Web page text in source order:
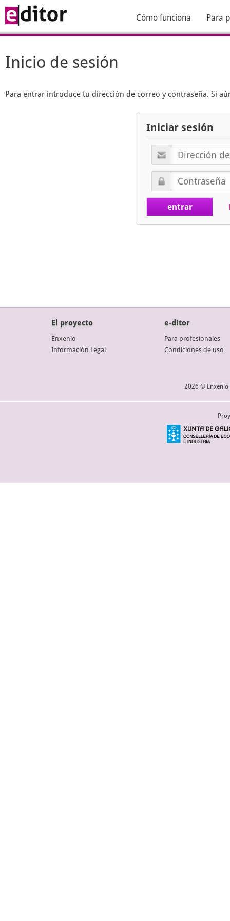
Cómo funciona Para
Inicio de sesión
Para entrar introduce tu dirección de correo y contraseña. Si
Iniciar sesión
El proyecto
Enxenio
Información Legal
e-ditor
Para profesionales
Condiciones de uso
2026 © Enxenio